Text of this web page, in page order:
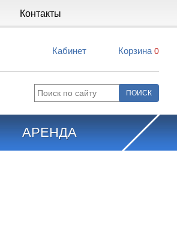
Контакты
Кабинет Корзина 0
АРЕНДА